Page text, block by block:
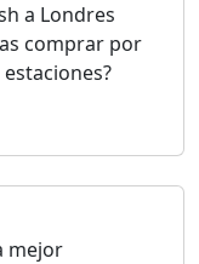
a Londres
comprar por
mejor